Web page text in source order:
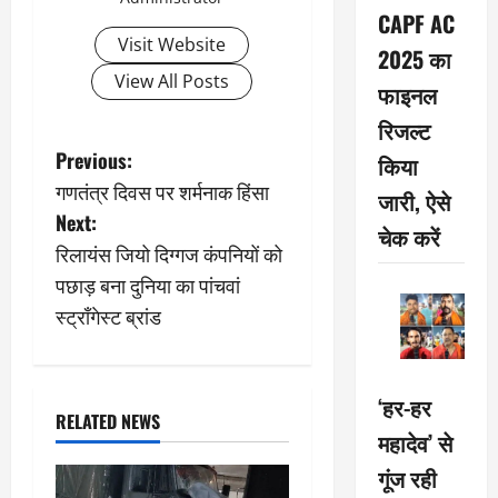
Visit Website
View All Posts
P
o
s
t
v
Previous:
गणतंत्र दिवस पर शर्मनाक हिंसा
Next:
रिलायंस जियो दिग्गज कंपनियों को
पछाड़ बना दुनिया का पांचवां
स्ट्रॉंगेस्ट ब्रांड
RELATED NEWS
CAPF AC
2025 का
फाइनल
रिजल्ट
किया
जारी, ऐसे
चेक करें
‘हर-हर
महादेव’ से
गूंज रही